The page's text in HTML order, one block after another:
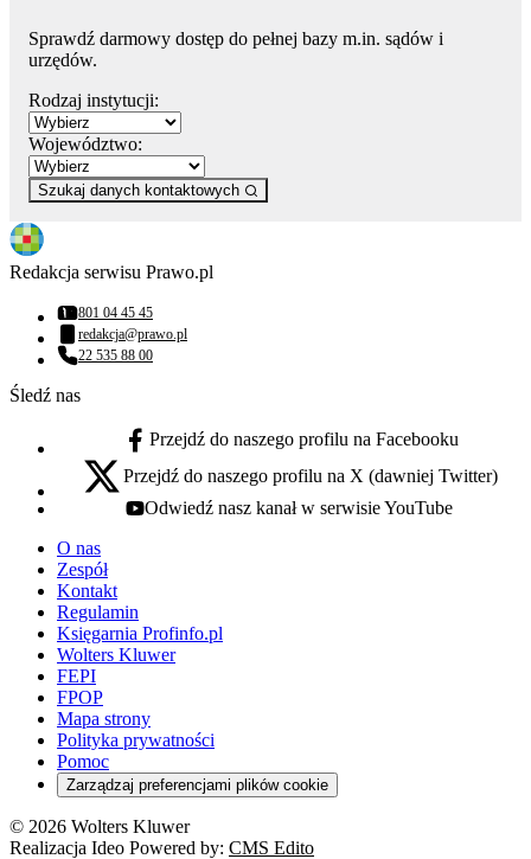
Sprawdź darmowy dostęp do pełnej bazy m.in. sądów i
urzędów.
Rodzaj instytucji:
Województwo:
Szukaj danych kontaktowych
Redakcja serwisu Prawo.pl
Numer telefonu:
801 04 45 45
Adres email:
redakcja@prawo.pl
Numer telefonu:
22 535 88 00
Śledź nas
facebook - otwiera się w nowej karcie
Przejdź do naszego profilu na Facebooku
x - otwiera się w nowej karcie
Przejdź do naszego profilu na X (dawniej Twitter)
youtube - otwiera się w nowej karcie
Odwiedź nasz kanał w serwisie YouTube
O nas
Zespół
Kontakt
Regulamin
Księgarnia Profinfo.pl
Wolters Kluwer
FEPI
FPOP
Mapa strony
Polityka prywatności
Pomoc
Zarządzaj preferencjami plików cookie
© 2026 Wolters Kluwer
Realizacja Ideo Powered by: CMS Edito